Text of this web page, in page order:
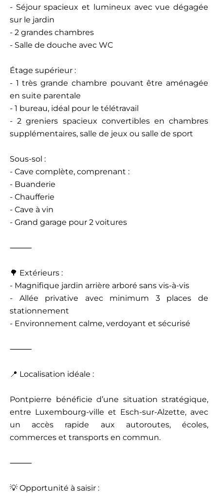
- Séjour spacieux et lumineux avec vue dégagée
sur le jardin
- 2 grandes chambres
- Salle de douche avec WC
Étage supérieur :
- 1 très grande chambre pouvant être aménagée
en suite parentale
- 1 bureau, idéal pour le télétravail
- 2 greniers spacieux convertibles en chambres
supplémentaires, salle de jeux ou salle de sport
Sous-sol :
- Cave complète, comprenant :
- Buanderie
- Chaufferie
- Cave à vin
- Grand garage pour 2 voitures
⸻
🌳 Extérieurs :
- Magnifique jardin arrière arboré sans vis-à-vis
- Allée privative avec minimum 3 places de
stationnement
- Environnement calme, verdoyant et sécurisé
⸻
📍 Localisation idéale :
Pontpierre bénéficie d’une situation stratégique,
entre Luxembourg-ville et Esch-sur-Alzette, avec
un accès rapide aux autoroutes, écoles,
commerces et transports en commun.
⸻
💡 Opportunité à saisir :